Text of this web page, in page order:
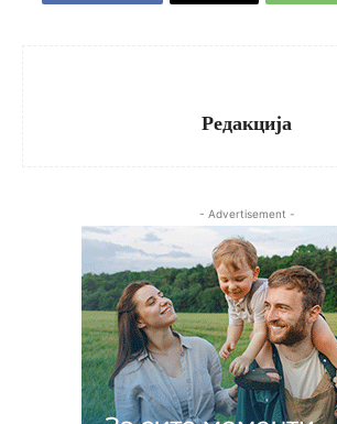
Редакција
- Advertisement -